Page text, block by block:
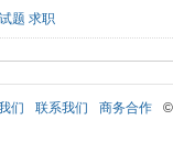
题 求职
们 联系我们 商务合作